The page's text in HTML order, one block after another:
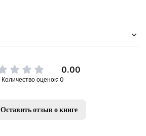
0.00
Количество оценок: 0
Оставить отзыв о книге